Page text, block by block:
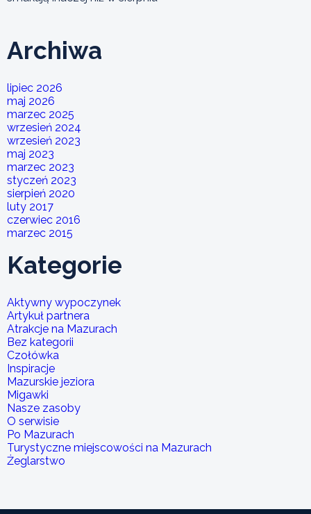
Archiwa
lipiec 2026
maj 2026
marzec 2025
wrzesień 2024
wrzesień 2023
maj 2023
marzec 2023
styczeń 2023
sierpień 2020
luty 2017
czerwiec 2016
marzec 2015
Kategorie
Aktywny wypoczynek
Artykuł partnera
Atrakcje na Mazurach
Bez kategorii
Czołówka
Inspiracje
Mazurskie jeziora
Migawki
Nasze zasoby
O serwisie
Po Mazurach
Turystyczne miejscowości na Mazurach
Żeglarstwo